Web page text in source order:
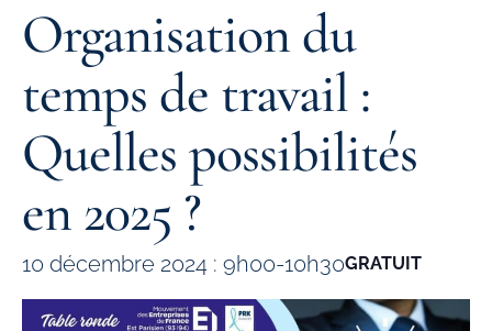
Organisation du
temps de travail :
Quelles possibilités
en 2025 ?
10 décembre 2024 : 9h00-10h30GRATUIT